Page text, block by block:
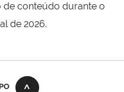
de conteúdo durante o
de 2026.